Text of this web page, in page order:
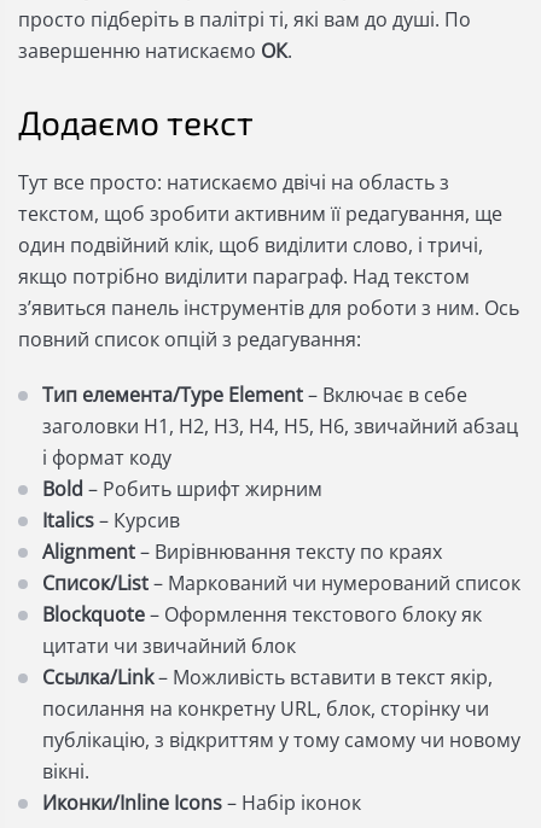
просто підберіть в палітрі ті, які вам до душі. По
завершенню натискаємо ОК.
Додаємо текст
Тут все просто: натискаємо двічі на область з
текстом, щоб зробити активним її редагування, ще
один подвійний клік, щоб виділити слово, і тричі,
якщо потрібно виділити параграф. Над текстом
з’явиться панель інструментів для роботи з ним. Ось
повний список опцій з редагування:
Тип елемента/Type Element– Включає в себе
заголовки H1, H2, H3, H4, H5, H6, звичайний абзац
і формат коду
Bold – Робить шрифт жирним
Italics– Курсив
Alignment– Вирівнювання тексту по краях
Список/List– Маркований чи нумерований список
Blockquote– Оформлення текстового блоку як
цитати чи звичайний блок
Ссылка/Link– Можливість вставити в текст якір,
посилання на конкретну URL, блок, сторінку чи
публікацію, з відкриттям у тому самому чи новому
вікні.
Иконки/Inline Icons– Набір іконок